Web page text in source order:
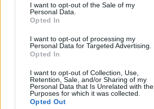
I want to opt-out of the Sale of my
Personal Data.
Opted In
I want to opt-out of processing my
Personal Data for Targeted Advertising.
Opted In
I want to opt-out of Collection, Use,
Retention, Sale, and/or Sharing of my
Personal Data that Is Unrelated with the
Purposes for which it was collected.
Opted Out
Kogel mogel
Co mi zrobisz, jak mnie złapiesz?
Cafe pod Minogą
Co to za film?